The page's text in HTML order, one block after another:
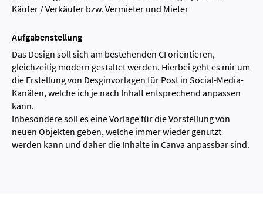
Käufer / Verkäufer bzw. Vermieter und Mieter
Aufgabenstellung
Das Design soll sich am bestehenden CI orientieren,
gleichzeitig modern gestaltet werden. Hierbei geht es mir um
die Erstellung von Desginvorlagen für Post in Social-Media-
Kanälen, welche ich je nach Inhalt entsprechend anpassen
kann.
Inbesondere soll es eine Vorlage für die Vorstellung von
neuen Objekten geben, welche immer wieder genutzt
werden kann und daher die Inhalte in Canva anpassbar sind.